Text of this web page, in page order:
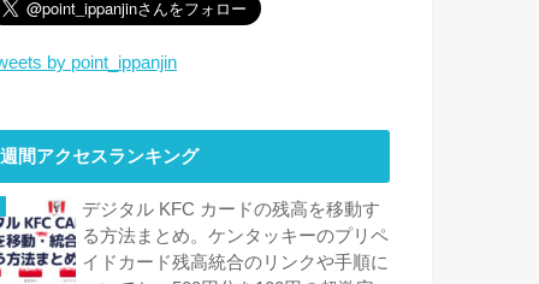
by point_ippanjin
週間アクセスランキング
デジタル KFC カードの残高を移動す
る方法まとめ。ケンタッキーのプリペ
イドカード残高統合のリンクや手順に